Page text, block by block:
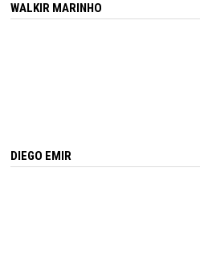
WALKIR MARINHO
DIEGO EMIR